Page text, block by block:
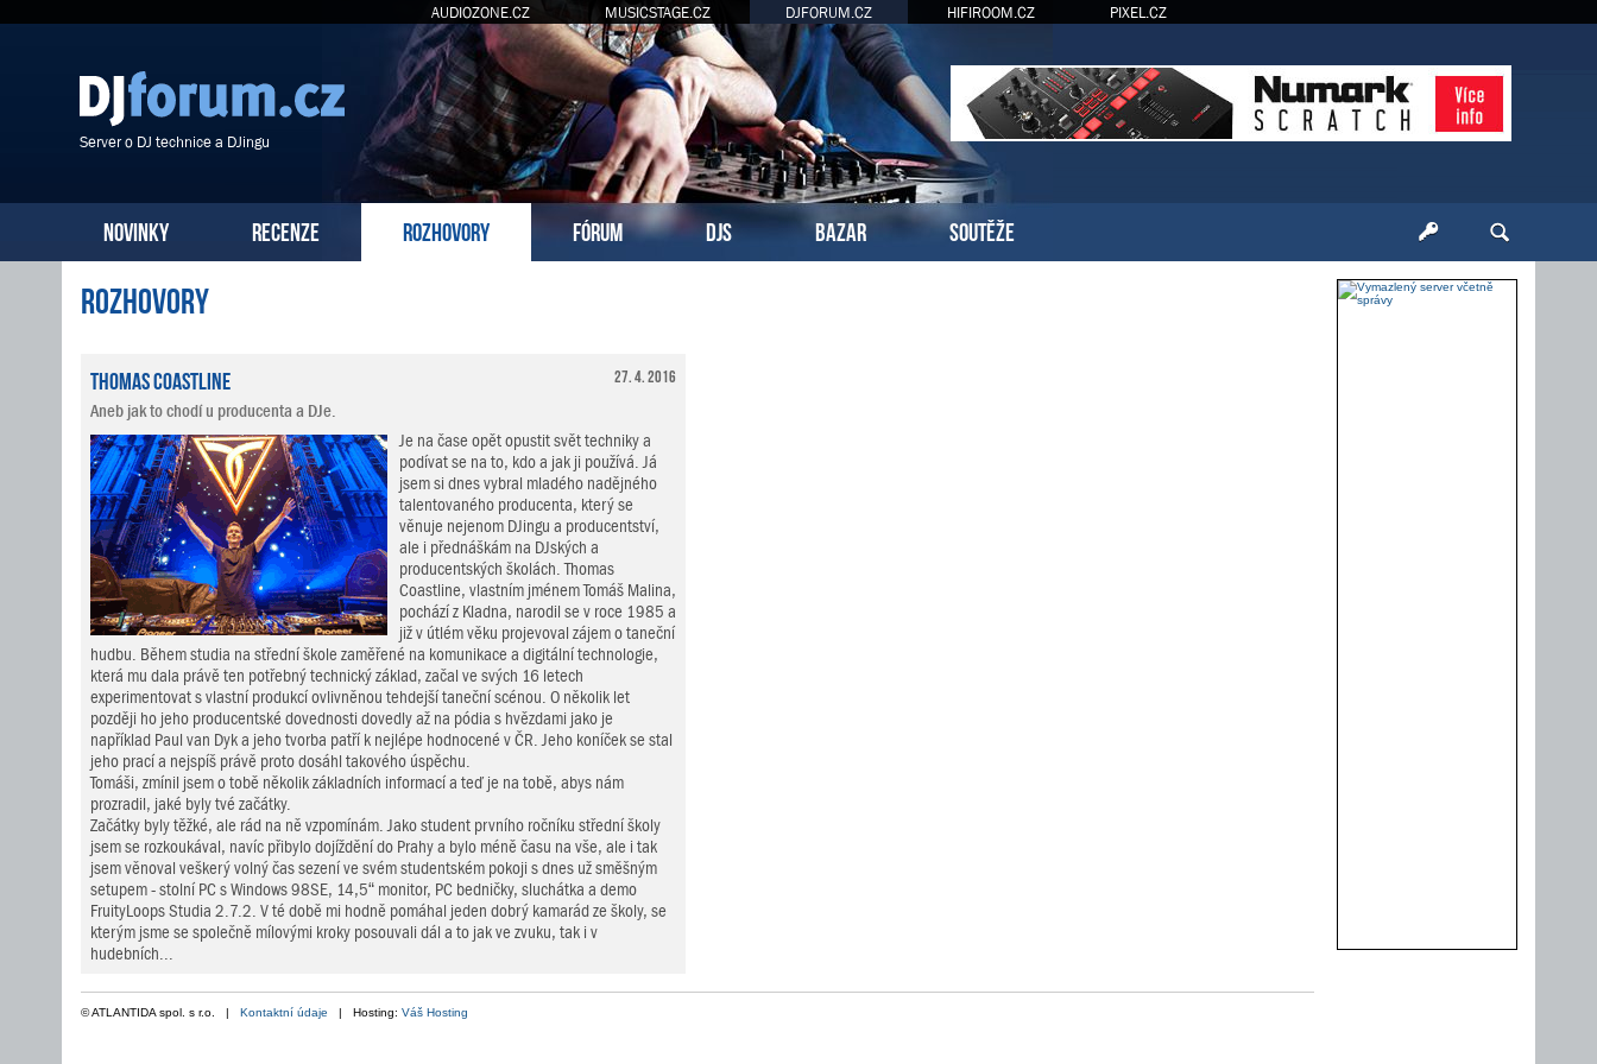
AUDIOZONE.CZ MUSICSTAGE.CZ DJFORUM.CZ HIFIROOM.CZ PIXEL.CZ
Server o DJ technice a DJingu
NOVINKY RECENZE ROZHOVORY FÓRUM DJS BAZAR SOUTĚŽE
Rozhovory
27. 4. 2016
Thomas Coastline
Aneb jak to chodí u producenta a DJe.
Je na čase opět opustit svět techniky a
podívat se na to, kdo a jak ji používá. Já
jsem si dnes vybral mladého nadějného
talentovaného producenta, který se
věnuje nejenom DJingu a producentství,
ale i přednáškám na DJských a
producentských školách. Thomas
Coastline, vlastním jménem Tomáš Malina,
pochází z Kladna, narodil se v roce 1985 a
již v útlém věku projevoval zájem o taneční
hudbu. Během studia na střední škole zaměřené na komunikace a digitální technologie,
která mu dala právě ten potřebný technický základ, začal ve svých 16 letech
experimentovat s vlastní produkcí ovlivněnou tehdejší taneční scénou. O několik let
později ho jeho producentské dovednosti dovedly až na pódia s hvězdami jako je
například Paul van Dyk a jeho tvorba patří k nejlépe hodnocené v ČR. Jeho koníček se stal
jeho prací a nejspíš právě proto dosáhl takového úspěchu.
Tomáši, zmínil jsem o tobě několik základních informací a teď je na tobě, abys nám
prozradil, jaké byly tvé začátky.
Začátky byly těžké, ale rád na ně vzpomínám. Jako student prvního ročníku střední školy
jsem se rozkoukával, navíc přibylo dojíždění do Prahy a bylo méně času na vše, ale i tak
jsem věnoval veškerý volný čas sezení ve svém studentském pokoji s dnes už směšným
setupem - stolní PC s Windows 98SE, 14,5“ monitor, PC bedničky, sluchátka a demo
FruityLoops Studia 2.7.2. V té době mi hodně pomáhal jeden dobrý kamarád ze školy, se
kterým jsme se společně mílovými kroky posouvali dál a to jak ve zvuku, tak i v
hudebních...
© ATLANTIDA spol. s r.o. | Kontaktní údaje | Hosting: Váš Hosting